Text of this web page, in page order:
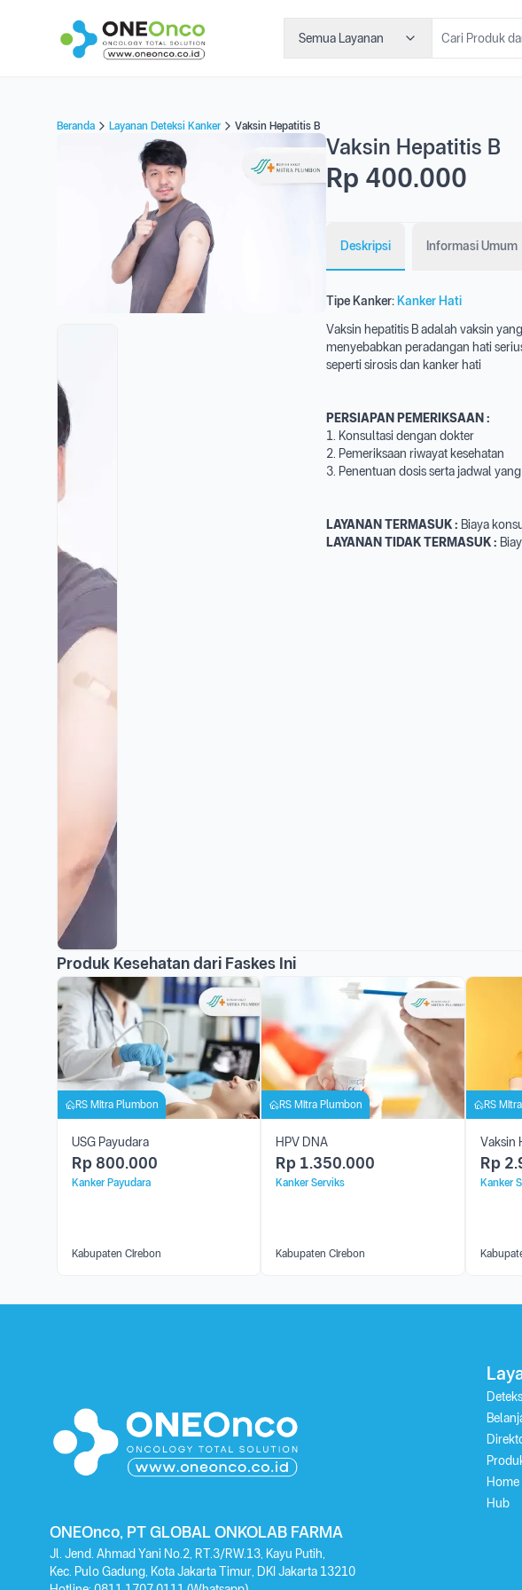
Semua Layanan
Beranda Layanan Deteksi Kanker Vaksin Hepatitis B
Vaksin Hepatitis B
Rp 400.000
Deskripsi Informasi Umum
Tipe Kanker: Kanker Hati
Vaksin hepatitis B adalah vaksin
menyebabkan peradangan hati
seperti sirosis dan kanker hati
PERSIAPAN PEMERIKSAAN :
1. Konsultasi dengan dokter
2. Pemeriksaan riwayat kesehatan
3. Penentuan dosis serta jadwal
LAYANAN TERMASUK : Biaya
LAYANAN TIDAK TERMASUK :
Produk Kesehatan dari Faskes Ini
RS Mitra Plumbon
USG Payudara
Rp 800.000
Kanker Payudara
Kabupaten Cirebon
RS Mitra Plumbon
HPV DNA
Rp 1.350.000
Kanker Serviks
Kabupaten Cirebon
RS
Vaksin
Rp
Kanker
ONEOnco, PT GLOBAL ONKOLAB FARMA
Jl. Jend. Ahmad Yani No.2, RT.3/RW.13, Kayu Putih,
Kec. Pulo Gadung, Kota Jakarta Timur, DKI Jakarta 13210
Home
Hub